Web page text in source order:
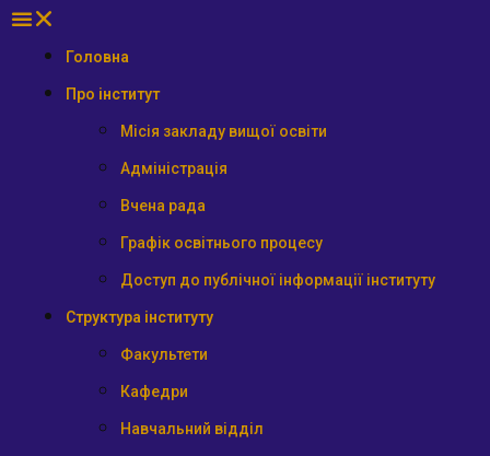
Головна
Про інститут
Місія закладу вищої освіти
Адміністрація
Вчена рада
Графік освітнього процесу
Доступ до публічної інформації інституту
Структура інституту
Факультети
Кафедри
Навчальний відділ